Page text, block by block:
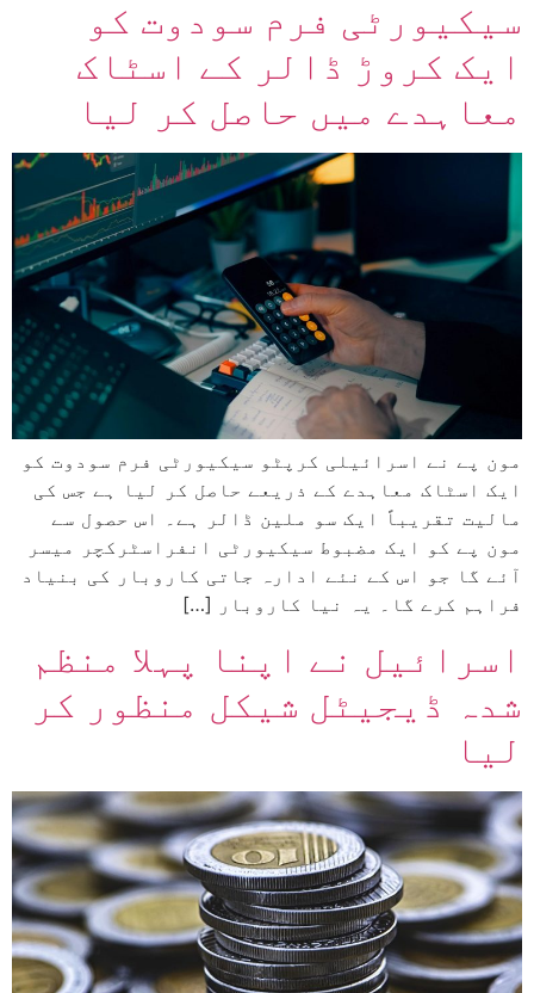
سیکیورٹی فرم سودوت کو
ایک کروڑ ڈالر کے اسٹاک
معاہدے میں حاصل کر لیا
مون پے نے اسرائیلی کرپٹو سیکیورٹی فرم سودوت کو
ایک اسٹاک معاہدے کے ذریعے حاصل کر لیا ہے جس کی
مالیت تقریباً ایک سو ملین ڈالر ہے۔ اس حصول سے
مون پے کو ایک مضبوط سیکیورٹی انفراسٹرکچر میسر
آئے گا جو اس کے نئے ادارہ جاتی کاروبار کی بنیاد
فراہم کرے گا۔ یہ نیا کاروبار […]
اسرائیل نے اپنا پہلا منظم
شدہ ڈیجیٹل شیکل منظور کر
لیا